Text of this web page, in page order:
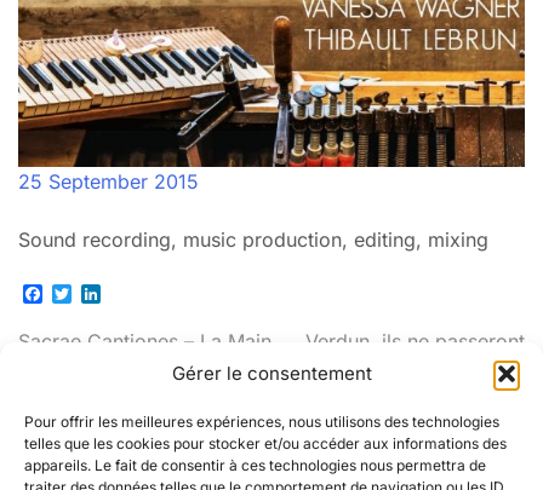
Gérer le consentement
Pour offrir les meilleures expériences, nous utilisons des technologies
telles que les cookies pour stocker et/ou accéder aux informations des
appareils. Le fait de consentir à ces technologies nous permettra de
25 September 2015
Sound recording, music production, editing, mixing
Facebook
Twitter
Post
Sacrae Cantiones – La Main
Verdun, ils ne passeront
pas